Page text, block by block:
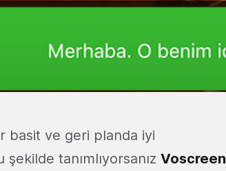
basit ve geri planda iyi
tanımlıyorsanız Voscreen